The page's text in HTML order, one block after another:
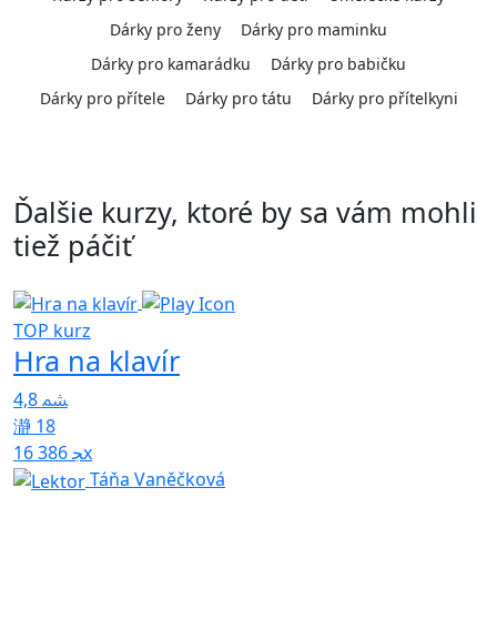
Dárky pro ženy
Dárky pro maminku
Dárky pro kamarádku
Dárky pro babičku
Dárky pro přítele
Dárky pro tátu Dárky pro přítelkyni
Ďalšie kurzy, ktoré by sa vám mohli
tiež páčiť
TOP kurz
Hra na klavír
4,8
18
16 386x
Táňa Vaněčková